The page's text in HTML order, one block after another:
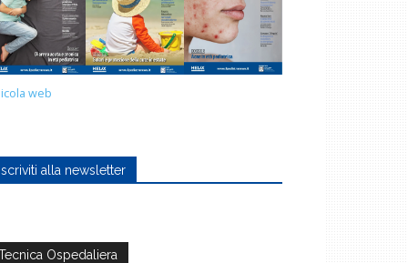
web
alla newsletter
Ospedaliera